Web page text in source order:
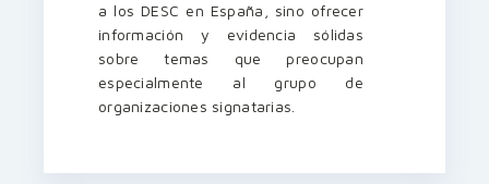
a los DESC en España, sino ofrecer
información y evidencia sólidas
sobre temas que preocupan
especialmente al grupo de
organizaciones signatarias.